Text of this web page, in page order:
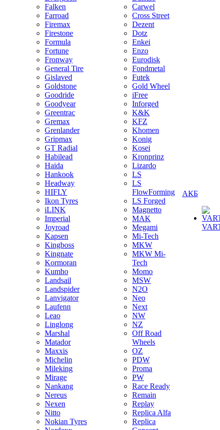
Falken
Farroad
Firemax
Firestone
Formula
Fortune
Fronway
General Tire
Gislaved
Goldstone
Goodride
Goodyear
Greentrac
Gremax
Grenlander
Gripmax
GT Radial
Habilead
Haida
Hankook
Headway
HIFLY
Ikon Tyres
iLINK
Imperial
Joyroad
Kapsen
Kingboss
Kingnate
Kormoran
Kumho
Landsail
Landspider
Lanvigator
Laufenn
Leao
Linglong
Marshal
Matador
Maxxis
Michelin
Mileking
Mirage
Nankang
Nereus
Nexen
Nitto
Nokian Tyres
Carwel
Cross Street
Dezent
Dotz
Enkei
Enzo
Eurodisk
Fondmetal
Futek
Gold Wheel
iFree
Inforged
K&K
KFZ
Khomen
Konig
Kosei
Kronprinz
Lizardo
LS
LS
FlowForming
LS Forged
Magnetto
MAK
Megami
Mi-Tech
MKW
MKW Mi-
Tech
Momo
MSW
N2O
Neo
Next
NW
NZ
Off Road
Wheels
OZ
PDW
Proma
PW
Race Ready
Remain
Replay
Replica Alfa
Replica
АКБ